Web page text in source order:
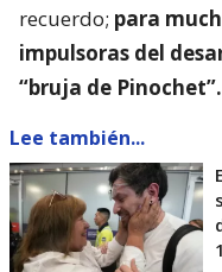
recuerdo; para
impulsoras del
“bruja de Pinochet”.
Lee también...